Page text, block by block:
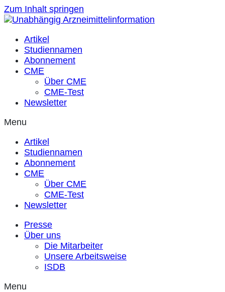
Zum Inhalt springen
Artikel
Studiennamen
Abonnement
CME
Über CME
CME-Test
Newsletter
Menu
Artikel
Studiennamen
Abonnement
CME
Über CME
CME-Test
Newsletter
Presse
Über uns
Die Mitarbeiter
Unsere Arbeitsweise
ISDB
Menu